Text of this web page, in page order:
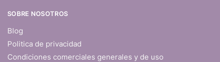
SOBRE NOSOTROS
Blog
Politica de privacidad
Condiciones comerciales generales y de uso